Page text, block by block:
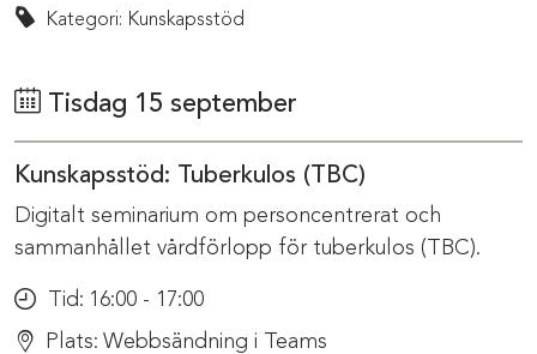
Kategori: Kunskapsstöd
Tisdag 15 september
Kunskapsstöd: Tuberkulos (TBC)
Digitalt seminarium om personcentrerat och
sammanhållet vårdförlopp för tuberkulos (TBC).
Tid: 16:00 - 17:00
Plats: Webbsändning i Teams